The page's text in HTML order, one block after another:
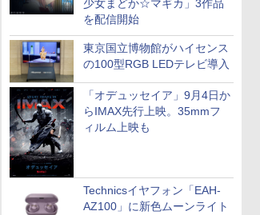
少女まどか☆マギカ」3作品
を配信開始
東京国立博物館がハイセンス
の100型RGB LEDテレビ導入
「オデュッセイア」9月4日か
らIMAX先行上映。35mmフ
ィルム上映も
Technicsイヤフォン「EAH-
AZ100」に新色ムーンライト